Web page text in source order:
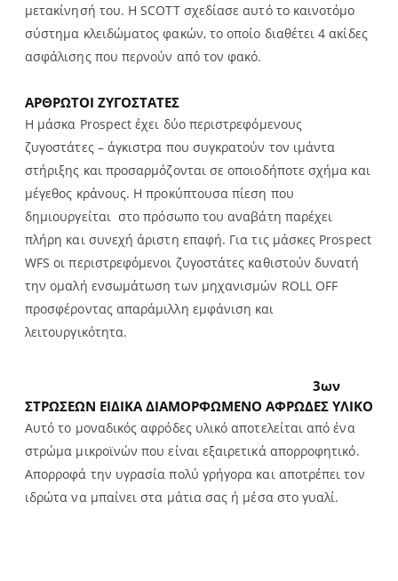
μετακίνησή του. Η SCOTT σχεδίασε αυτό το καινοτόμο
σύστημα κλειδώματος φακών, το οποίο διαθέτει 4 ακίδες
ασφάλισης που περνούν από τον φακό.
ΑΡΘΡΩΤΟΙ ΖΥΓΟΣΤΑΤΕΣ
Η μάσκα Prospect έχει δύο περιστρεφόμενους
ζυγοστάτες – άγκιστρα που συγκρατούν τον ιμάντα
στήριξης και προσαρμόζονται σε οποιοδήποτε σχήμα και
μέγεθος κράνους. Η προκύπτουσα πίεση που
δημιουργείται στο πρόσωπο του αναβάτη παρέχει
πλήρη και συνεχή άριστη επαφή. Για τις μάσκες Prospect
WFS οι περιστρεφόμενοι ζυγοστάτες καθιστούν δυνατή
την ομαλή ενσωμάτωση των μηχανισμών ROLL OFF
προσφέροντας απαράμιλλη εμφάνιση και
λειτουργικότητα.
3ων
ΣΤΡΩΣΕΩΝ ΕΙΔΙΚΑ ΔΙΑΜΟΡΦΩΜΕΝΟ ΑΦΡΩΔΕΣ ΥΛΙΚΟ
Αυτό το μοναδικός αφρόδες υλικό αποτελείται από ένα
στρώμα μικροϊνών που είναι εξαιρετικά απορροφητικό.
Απορροφά την υγρασία πολύ γρήγορα και αποτρέπει τον
ιδρώτα να μπαίνει στα μάτια σας ή μέσα στο γυαλί.